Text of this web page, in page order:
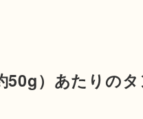
50g）あたりの